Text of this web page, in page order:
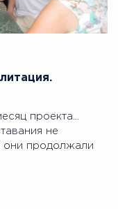
проекта…
не
они продолжали